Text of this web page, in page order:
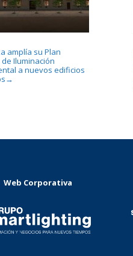
amplía su Plan
de Iluminación
a nuevos edificios
→
Web Corporativa